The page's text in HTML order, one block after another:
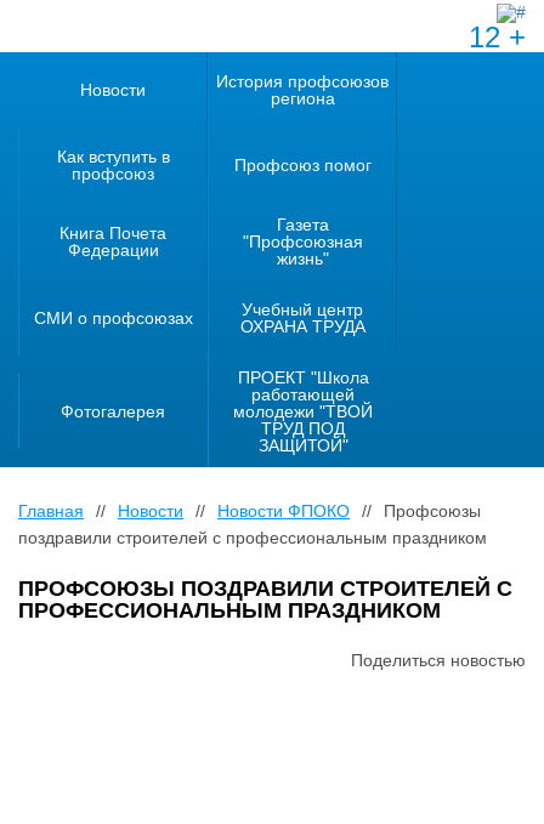
12 +
Новости
История профсоюзов
региона
Как вступить в
профсоюз
Профсоюз помог
Книга Почета
Федерации
Газета
"Профсоюзная
жизнь"
СМИ о профсоюзах
Учебный центр
ОХРАНА ТРУДА
Фотогалерея
ПРОЕКТ "Школа
работающей
молодежи "ТВОЙ
ТРУД ПОД
ЗАЩИТОЙ"
Главная // Новости // Новости ФПОКО //
Профсоюзы
поздравили строителей с профессиональным праздником
ПРОФСОЮЗЫ ПОЗДРАВИЛИ СТРОИТЕЛЕЙ С
ПРОФЕССИОНАЛЬНЫМ ПРАЗДНИКОМ
Поделиться новостью